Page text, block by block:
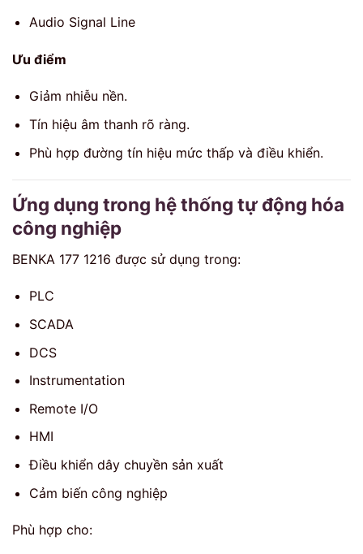
Audio Signal Line
Ưu điểm
Giảm nhiễu nền.
Tín hiệu âm thanh rõ ràng.
Phù hợp đường tín hiệu mức thấp và điều khiển.
Ứng dụng trong hệ thống tự động hóa
công nghiệp
BENKA 177 1216 được sử dụng trong:
PLC
SCADA
DCS
Instrumentation
Remote I/O
HMI
Điều khiển dây chuyền sản xuất
Cảm biến công nghiệp
Phù hợp cho: